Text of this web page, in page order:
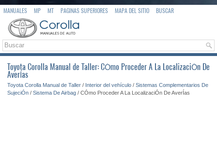
MANUALES MP MT PAGINAS SUPERIORES MAPA DEL SITIO BUSCAR
Toyota Corolla Manual de Taller: CÓmo Proceder A La LocalizaciÓn De
AverÍas
Toyota Corolla Manual de Taller / Interior del vehículo / Sistemas Complementarios De
SujeciÓn / Sistema De Airbag / CÓmo Proceder A La LocalizaciÓn De AverÍas